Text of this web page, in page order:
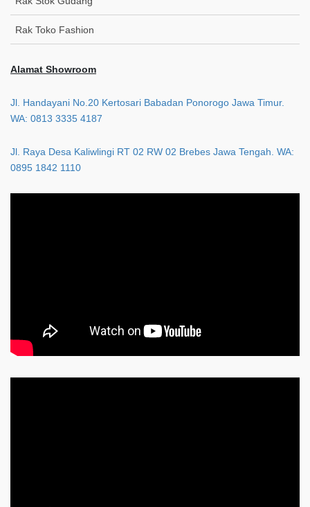
Rak Toko Fashion
Alamat Showroom
Jl. Handayani No.20 Kertosari Babadan Ponorogo Jawa Timur.
WA: 0813 3335 4187
Jl. Raya Desa Kaliwlingi RT 02 RW 02 Brebes Jawa Tengah. WA:
0895 1842 1110